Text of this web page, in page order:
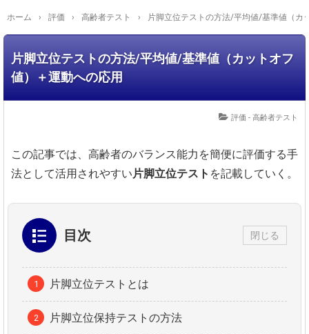
ホーム › 評価 › 高齢者テスト › 片脚立位テストの方法/平均値/基準値（カ
片脚立位テストの方法/平均値/基準値（カットオフ
値）＋運動への応用
評価 - 高齢者テスト
この記事では、高齢者のバランス能力を簡便に評価する手
法として活用されやすい片脚立位テスト を記載していく。
目次 閉じる
片脚立位テストとは
片脚立位保持テストの方法